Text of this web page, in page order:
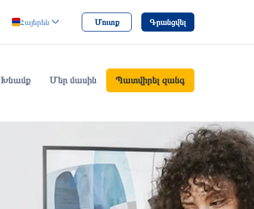
Հայերեն Մուտք Գրանցվել
Խնամք Մեր մասին Պատվիրել զանգ